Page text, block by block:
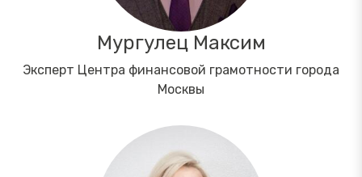
Мургулец Максим
Эксперт Центра финансовой грамотности города
Москвы